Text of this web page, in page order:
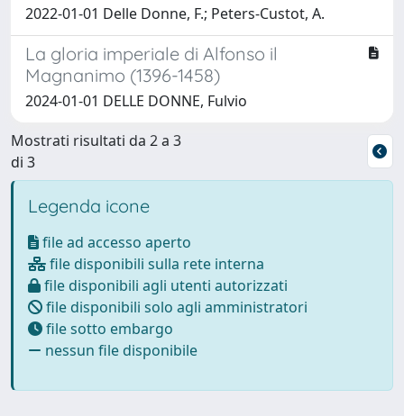
2022-01-01 Delle Donne, F.; Peters-Custot, A.
La gloria imperiale di Alfonso il
Magnanimo (1396-1458)
2024-01-01 DELLE DONNE, Fulvio
Mostrati risultati da 2 a 3
di 3
Legenda icone
file ad accesso aperto
file disponibili sulla rete interna
file disponibili agli utenti autorizzati
file disponibili solo agli amministratori
file sotto embargo
nessun file disponibile